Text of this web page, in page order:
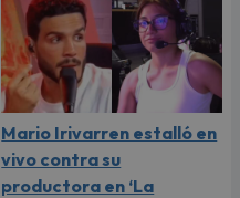
Mario Irivarren estalló en
vivo contra su
productora en ‘La